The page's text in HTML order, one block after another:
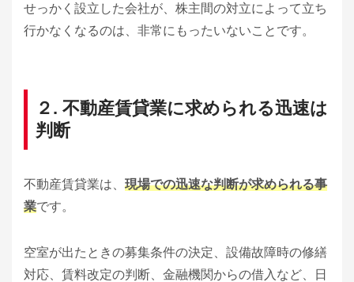
せっかく設立した会社が、株主間の対立によって立ち
行かなくなるのは、非常にもったいないことです。
２. 不動産賃貸業に求められる迅速は
判断
不動産賃貸業は、 現場での迅速な判断が求められる事
業です。
空室が出たときの募集条件の決定、設備故障時の修繕
対応、賃料改定の判断、金融機関からの借入など、日